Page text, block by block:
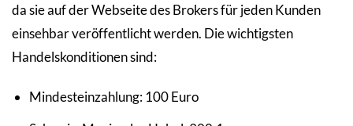
da sie auf der Webseite des Brokers für jeden Kunden
einsehbar veröffentlicht werden. Die wichtigsten
Handelskonditionen sind:
Mindesteinzahlung: 100 Euro